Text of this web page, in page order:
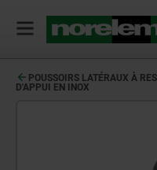
POUSSOIRS LATÉRAUX À
D'APPUI EN INOX